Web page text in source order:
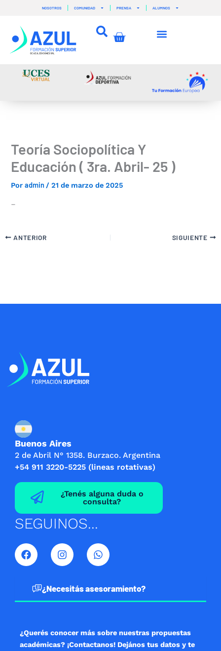
contenido
NOSOTROS COMUNIDAD PRENSA ALUMNOS
Carrito
Teoría Sociopolítica Y
Educación ( 3ra. Abril- 25 )
Poradmin /21 de marzo de 2025
–
ANTERIOR SIGUIENTE
Buenos Aires
2 de Abril N° 1358. Burzaco. Argentina
+54 911 3220-5225 (lineas rotativas)
¿Tenés alguna duda o
consulta?
SEGUINOS...
F
a
c
I
n
s
a
W
h
a
s
¿Necesitás asesoramiento?
¿Querés conocer más sobre nuestras propuestas
académicas? ¡Contactanos! Dejános tus datos y te